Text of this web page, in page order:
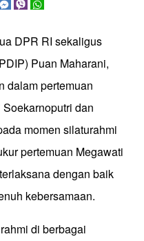
DPR RI sekaligus
Puan Maharani,
dalam pertemuan
dan
momen silaturahmi
pertemuan Megawati
dengan baik
kebersamaan.
di berbagai